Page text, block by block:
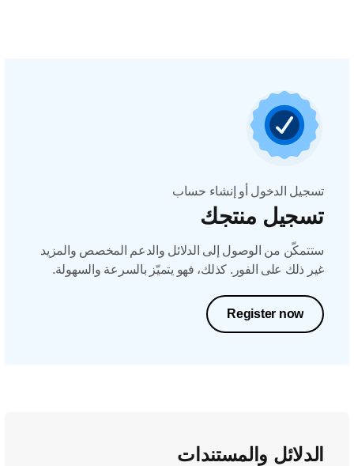
تسجيل الدخول أو إنشاء حساب
تسجيل منتجك
ستتمكّن من الوصول إلى الدلائل والدعم المخصص والمزيد
غير ذلك على الفور. كذلك، فهو يتميّز بالسرعة والسهولة.
Register now
الدلائل والمستندات